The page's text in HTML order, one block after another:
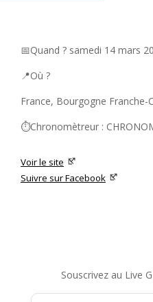
📅Quand ? samedi 14 mars
📍Où ?
France, Bourgogne Franche-
⏱️Chronomètreur :
Voir le site
Suivre sur Facebook
Souscrivez au Live